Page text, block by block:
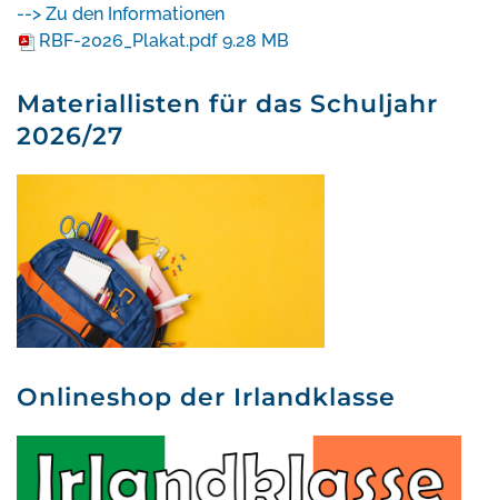
--> Zu den Informationen
RBF-2026_Plakat.pdf 9.28 MB
Materiallisten für das Schuljahr
2026/27
Onlineshop der Irlandklasse